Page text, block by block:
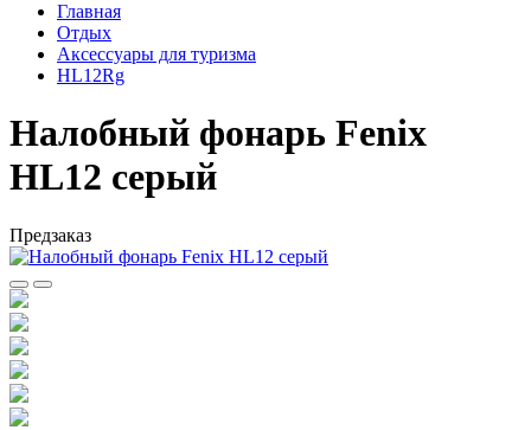
Главная
Отдых
Аксессуары для туризма
HL12Rg
Налобный фонарь Fenix
HL12 серый
Предзаказ